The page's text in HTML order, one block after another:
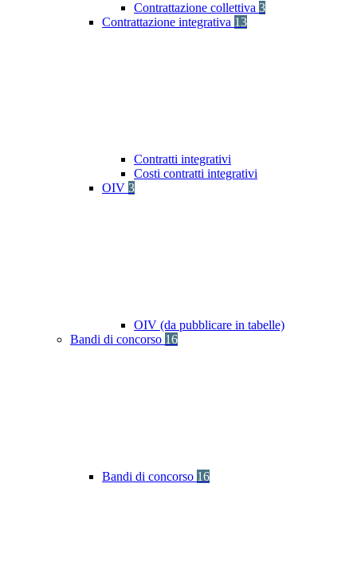
Contrattazione collettiva 3
Contrattazione integrativa 13
Contratti integrativi
Costi contratti integrativi
OIV 3
OIV (da pubblicare in tabelle)
Bandi di concorso 16
Bandi di concorso 16